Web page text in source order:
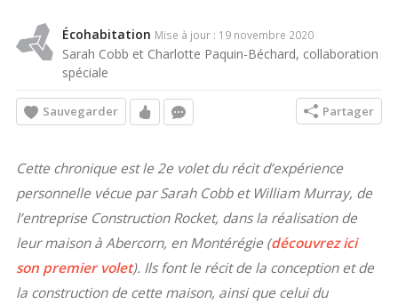
Écohabitation Mise à jour : 19 novembre 2020
Sarah Cobb et Charlotte Paquin-Béchard, collaboration
spéciale
Sauvegarder Partager
Cette chronique est le 2e volet du récit d’expérience
personnelle vécue par Sarah Cobb et William Murray, de
l’entreprise Construction Rocket, dans la réalisation de
leur maison à Abercorn, en Montérégie (découvrez ici
son premier volet). Ils font le récit de la conception et de
la construction de cette maison, ainsi que celui du